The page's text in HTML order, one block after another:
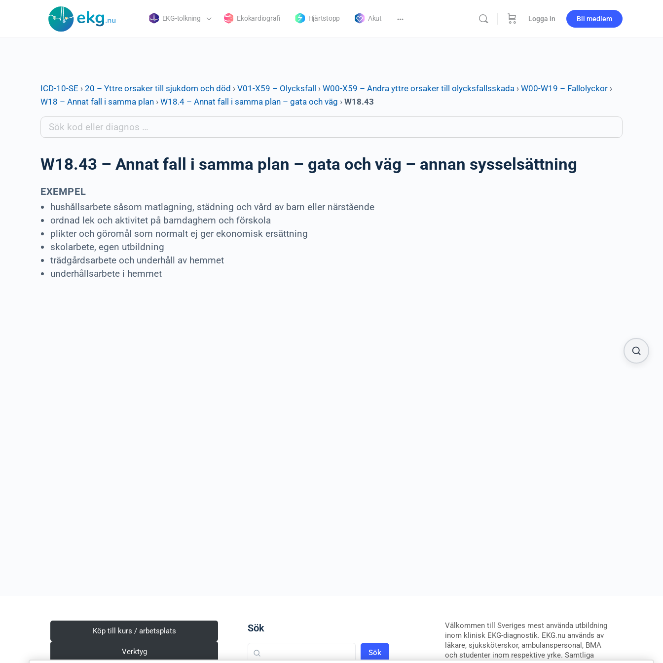
EKG-tolkning Ekokardiografi Hjärtstopp Akut Logga in Bli medlem
ICD-10-SE › 20 – Yttre orsaker till sjukdom och död › V01-X59 – Olycksfall › W00-X59 – Andra yttre orsaker till olycksfallsskada › W00-W19 – Fallolyckor ›
W18 – Annat fall i samma plan › W18.4 – Annat fall i samma plan – gata och väg › W18.43
W18.43 – Annat fall i samma plan – gata och väg – annan sysselsättning
EXEMPEL
hushållsarbete såsom matlagning, städning och vård av barn eller närstående
ordnad lek och aktivitet på barndaghem och förskola
plikter och göromål som normalt ej ger ekonomisk ersättning
skolarbete, egen utbildning
trädgårdsarbete och underhåll av hemmet
underhållsarbete i hemmet
Köp till kurs / arbetsplats
Verktyg
Sök
Sök
Välkommen till Sveriges mest använda utbildning
inom klinisk EKG-diagnostik. EKG.nu används av
läkare, sjuksköterskor, ambulanspersonal, BMA
och studenter inom respektive yrke. Samtliga